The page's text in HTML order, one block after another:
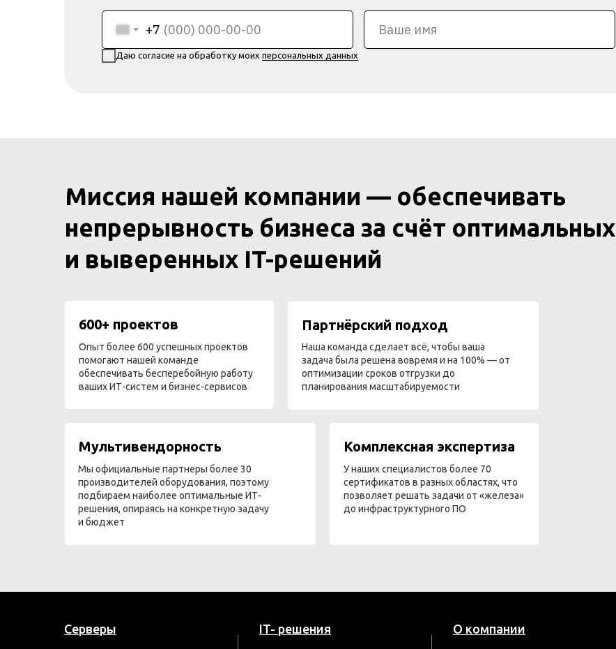
+7
Даю согласие на обработку моих персональных данных
Миссия нашей компании — обеспечивать
непрерывность бизнеса за счёт оптимальных
и выверенных IT-решений
600+ проектов
Опыт более 600 успешных проектов
помогают нашей команде
обеспечивать бесперебойную работу
ваших ИТ-систем и бизнес-сервисов
Мультивендорность
Мы официальные партнеры более 30
производителей оборудования, поэтому
подбираем наиболее оптимальные ИТ-
решения, опираясь на конкретную задачу
и бюджет
Комплексная экспертиза
У наших специалистов более 70
сертификатов в разных областях, что
позволяет решать задачи от «железа»
до инфраструктурного ПО
Партнёрский подход
Наша команда сделает всё, чтобы ваша
задача была решена вовремя и на 100% — от
оптимизации сроков отгрузки до
планирования масштабируемости
Серверы О компании
IT- решения